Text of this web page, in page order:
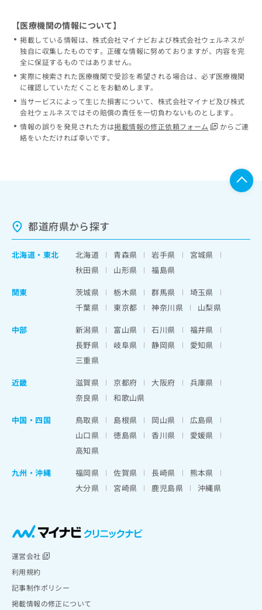
【医療機関の情報について】
掲載している情報は、株式会社マイナビおよび株式会社ウェルネスが
独自に収集したものです。正確な情報に努めておりますが、内容を完
全に保証するものではありません。
実際に検索された医療機関で受診を希望される場合は、必ず医療機関
に確認していただくことをお勧めします。
当サービスによって生じた損害について、株式会社マイナビ及び株式
会社ウェルネスではその賠償の責任を一切負わないものとします。
情報の誤りを発見された方は掲載情報の修正依頼フォーム
からご連
絡をいただければ幸いです。
都道府県から探す
北海道 ・ 東北 北海道 青森県 岩手県
宮城県
秋田県
山形県
福島県
関東
茨城県 栃木県 群馬県
埼玉県
千葉県
東京都 神奈川県
山梨県
中部
新潟県 富山県 石川県
福井県
長野県
岐阜県 静岡県
愛知県
三重県
近畿
滋賀県 京都府 大阪府
兵庫県
奈良県
和歌山県
中国・四国
鳥取県 島根県 岡山県
広島県
山口県
徳島県 香川県
愛媛県
高知県
九州・沖縄
福岡県 佐賀県 長崎県
熊本県
大分県
宮崎県 鹿児島県 沖縄県
運営会社
利用規約
記事制作ポリシー
掲載情報の修正について